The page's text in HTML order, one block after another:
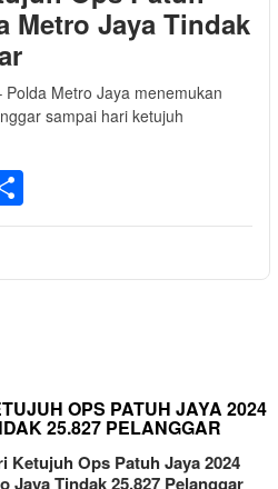
Metro Jaya Tindak
Metro Jaya menemukan
sampai hari ketujuh
OPS PATUH JAYA 2024
25.827 PELANGGAR
Ketujuh Ops Patuh Jaya 2024
Jaya Tindak 25.827 Pelanggar